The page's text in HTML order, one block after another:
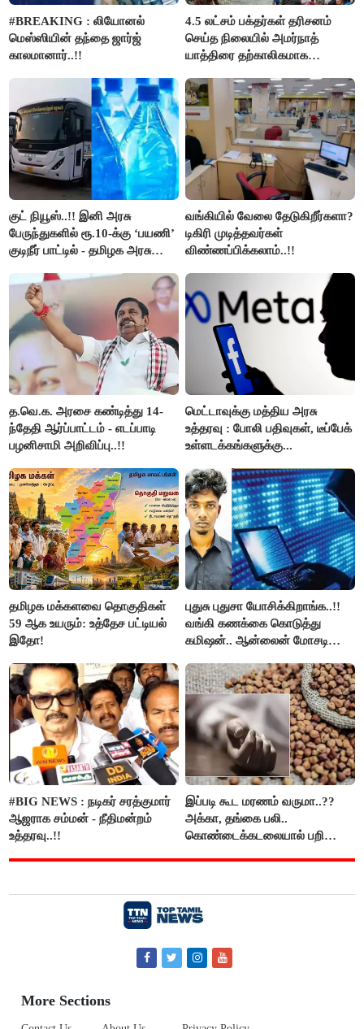
#BREAKING : லியோனல்
மெஸ்ஸியின் தந்தை ஜார்ஜ்
காலமானார்..!!
4.5 லட்சம் பக்தர்கள் தரிசனம்
செய்த நிலையில் அமர்நாத்
யாத்திரை தற்காலிகமாக
குட் நியூஸ்..!! இனி அரசு
பேருந்துகளில் ரூ.10-க்கு ‘பயணி’
குடிநீர் பாட்டில் - தமிழக அரசு
வங்கியில் வேலை தேடுகிறீர்களா?
டிகிரி முடித்தவர்கள்
விண்ணப்பிக்கலாம்..!!
த.வெ.க. அரசை கண்டித்து 14-
ந்தேதி ஆர்ப்பாட்டம் - எடப்பாடி
பழனிசாமி அறிவிப்பு..!!
மெட்டாவுக்கு மத்திய அரசு
உத்தரவு : போலி பதிவுகள், டீப்பேக்
உள்ளடக்கங்களுக்கு...
தமிழக மக்களவை தொகுதிகள்
59 ஆக உயரும்: உத்தேச பட்டியல்
இதோ!
புதுசு புதுசா யோசிக்கிறாங்க..!!
வங்கி கணக்கை கொடுத்து
கமிஷன்.. ஆன்லைன் மோசடி
கைது..!!
#BIG NEWS : நடிகர் சரத்குமார்
ஆஜராக சம்மன் - நீதிமன்றம்
உத்தரவு..!!
இப்படி கூட மரணம் வருமா..??
அக்கா, தங்கை பலி..
கொண்டைக்கடலையால் பறிபோன
More Sections